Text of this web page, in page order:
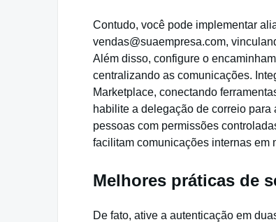
Contudo, você pode implementar
vendas@suaempresa.com,
Além disso, configure o
centralizando as comunicações.
Marketplace, conectando
habilite a delegação de correio
pessoas com permissões
facilitam comunicações internas em
Melhores práticas de
De fato, ative a autenticação em